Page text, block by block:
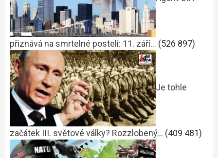
přiznává na smrtelné posteli: 11. září… (526 897)
Je tohle
začátek III. světové války? Rozzlobený… (409 481)